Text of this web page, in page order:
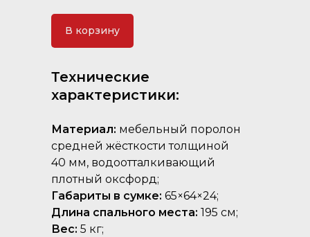
В корзину
Технические
характеристики:
Материал: мебельный поролон
средней жёсткости толщиной
40 мм, водоотталкивающий
плотный оксфорд;
Габариты в сумке: 65×64×24;
Длина спального места: 195 см;
Вес: 5 кг;